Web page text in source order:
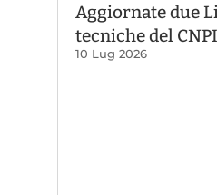
Aggiornate due
tecniche del CNPI
10 Lug 2026